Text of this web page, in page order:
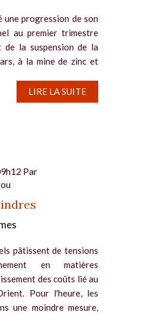
une progression de son
au premier trimestre
de la suspension de la
à la mine de zinc et
LIRE LA SUITE
Par
pâtissent de tensions
en matières
des coûts lié au
Pour l'heure, les
une moindre mesure,